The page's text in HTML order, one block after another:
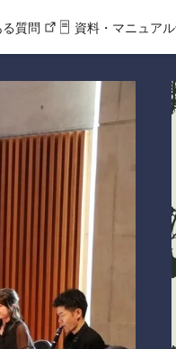
質問 資料・マニュアル